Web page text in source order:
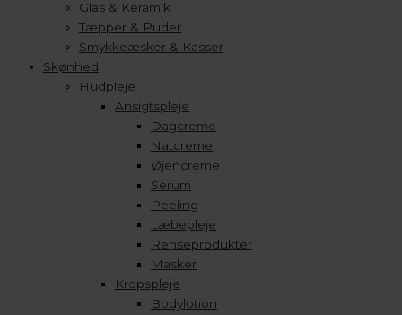
Glas & Keramik
Tæpper & Puder
Smykkeæsker & Kasser
Skønhed
Hudpleje
Ansigtspleje
Dagcreme
Natcreme
Øjencreme
Serum
Peeling
Læbepleje
Renseprodukter
Masker
Kropspleje
Bodylotion